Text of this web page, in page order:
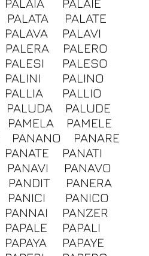
PALAIA
PALAIE
PALATA
PALATE
PALAVA
PALAVI
PALERA
PALERO
PALESI
PALESO
PALINI
PALINO
PALLIA
PALLIO
PALUDA
PALUDE
PAMELA
PAMELE
PANANO
PANARE
PANATE
PANATI
PANAVI
PANAVO
PANDIT
PANERA
PANICI
PANICO
PANNAI
PANZER
PAPALE
PAPALI
PAPAYA
PAPAYE